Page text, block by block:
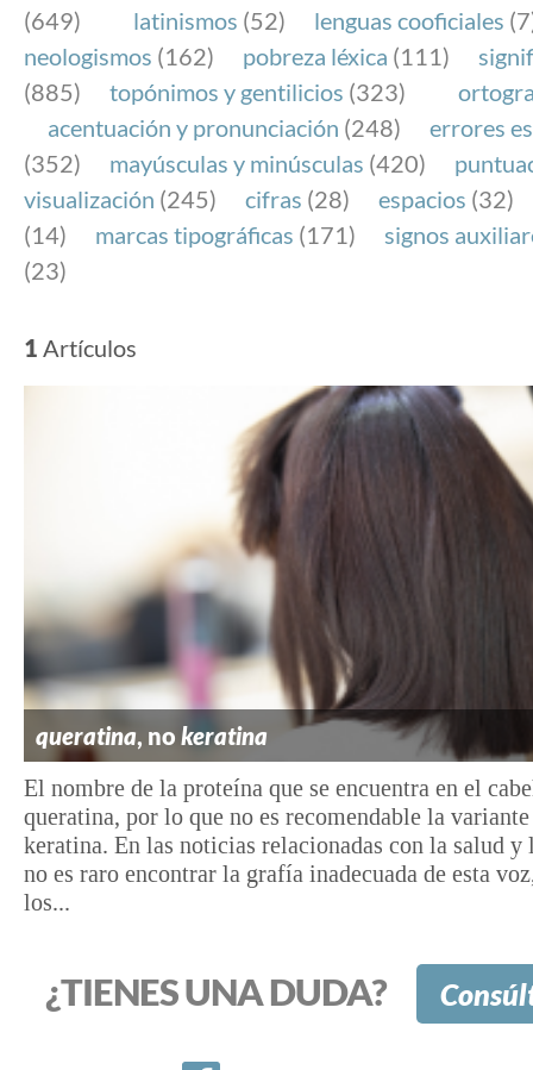
(649)
latinismos (52) lenguas cooficiales
neologismos (162) pobreza léxica (111)
(885)
topónimos y gentilicios (323)
acentuación y pronunciación (248)
errores
(352)
mayúsculas y minúsculas (420)
visualización (245) cifras (28) espacios (32)
(14)
marcas tipográficas (171)
signos
(23)
1 Artículos
queratina, no keratina
El nombre de la proteína que se encuentra en el
queratina, por lo que no es recomendable la
keratina. En las noticias relacionadas con la salud y
no es raro encontrar la grafía inadecuada de esta
los...
¿TIENES UNA DUDA?